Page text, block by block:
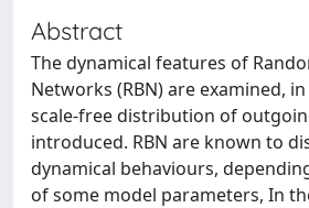
Abstract
The dynamical features of
Networks (RBN) are examined,
scale-free distribution of
introduced. RBN are known to
dynamical behaviours,
of some model parameters, In